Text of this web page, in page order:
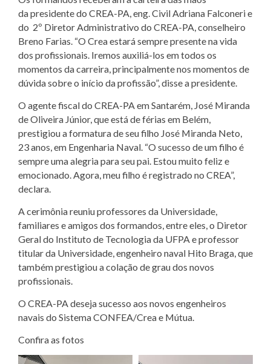
da presidente do CREA-PA, eng. Civil Adriana Falconeri e
do 2º Diretor Administrativo do CREA-PA, conselheiro
Breno Farias. “O Crea estará sempre presente na vida
dos profissionais. Iremos auxiliá-los em todos os
momentos da carreira, principalmente nos momentos de
dúvida sobre o início da profissão”, disse a presidente.
O agente fiscal do CREA-PA em Santarém, José Miranda
de Oliveira Júnior, que está de férias em Belém,
prestigiou a formatura de seu filho José Miranda Neto,
23 anos, em Engenharia Naval. “O sucesso de um filho é
sempre uma alegria para seu pai. Estou muito feliz e
emocionado. Agora, meu filho é registrado no CREA”,
declara.
A cerimônia reuniu professores da Universidade,
familiares e amigos dos formandos, entre eles, o Diretor
Geral do Instituto de Tecnologia da UFPA e professor
titular da Universidade, engenheiro naval Hito Braga, que
também prestigiou a colação de grau dos novos
profissionais.
O CREA-PA deseja sucesso aos novos engenheiros
navais do Sistema CONFEA/Crea e Mútua.
Confira as fotos